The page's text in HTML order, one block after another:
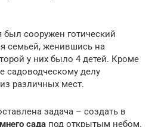
сооружен готический
семьей, женившись на
у них было 4 детей. Кроме
садоводческому делу
различных мест.
задача – создать в
сада под открытым небом.